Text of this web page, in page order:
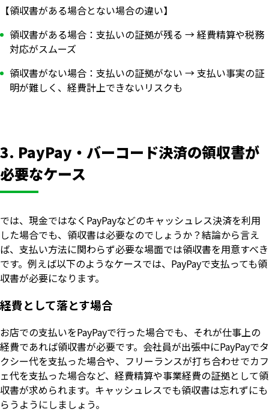
【領収書がある場合とない場合の違い】
領収書がある場合：支払いの証拠が残る → 経費精算や税務
対応がスムーズ
領収書がない場合：支払いの証拠がない → 支払い事実の証
明が難しく、経費計上できないリスクも
3. PayPay・バーコード決済の領収書が
必要なケース
では、現金ではなくPayPayなどのキャッシュレス決済を利用
した場合でも、領収書は必要なのでしょうか？結論から言え
ば、支払い方法に関わらず必要な場面では領収書を用意すべき
です。例えば以下のようなケースでは、PayPayで支払っても領
収書が必要になります。
経費として落とす場合
お店での支払いをPayPayで行った場合でも、それが仕事上の
経費であれば領収書が必要です。会社員が出張中にPayPayでタ
クシー代を支払った場合や、フリーランスが打ち合わせでカフ
ェ代を支払った場合など、経費精算や事業経費の証拠として領
収書が求められます。キャッシュレスでも領収書は忘れずにも
らうようにしましょう。